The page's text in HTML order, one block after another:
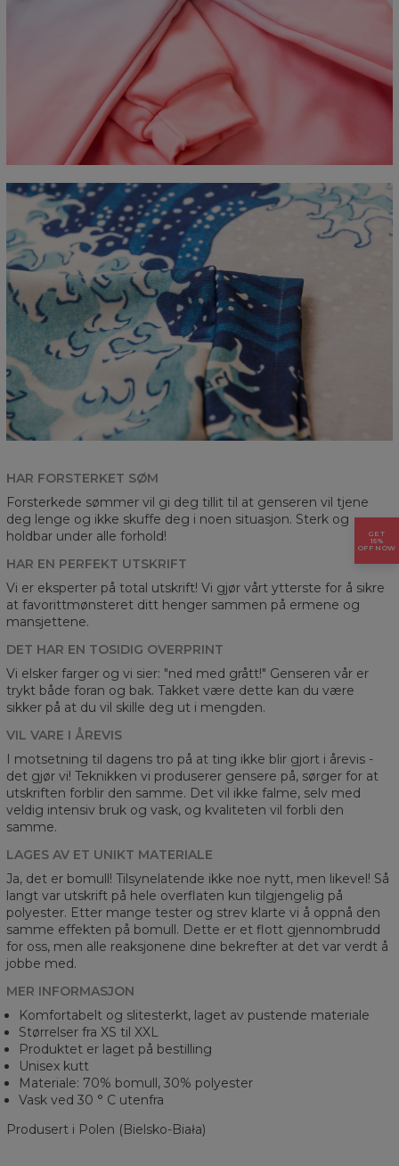
HAR FORSTERKET SØM
Forsterkede sømmer vil gi deg tillit til at genseren vil tjene
deg lenge og ikke skuffe deg i noen situasjon. Sterk og
holdbar under alle forhold!
HAR EN PERFEKT UTSKRIFT
Vi er eksperter på total utskrift! Vi gjør vårt ytterste for å sikre
at favorittmønsteret ditt henger sammen på ermene og
mansjettene.
DET HAR EN TOSIDIG OVERPRINT
Vi elsker farger og vi sier: "ned med grått!" Genseren vår er
trykt både foran og bak. Takket være dette kan du være
sikker på at du vil skille deg ut i mengden.
VIL VARE I ÅREVIS
I motsetning til dagens tro på at ting ikke blir gjort i årevis -
det gjør vi! Teknikken vi produserer gensere på, sørger for at
utskriften forblir den samme. Det vil ikke falme, selv med
veldig intensiv bruk og vask, og kvaliteten vil forbli den
samme.
LAGES AV ET UNIKT MATERIALE
Ja, det er bomull! Tilsynelatende ikke noe nytt, men likevel! Så
langt var utskrift på hele overflaten kun tilgjengelig på
polyester. Etter mange tester og strev klarte vi å oppnå den
samme effekten på bomull. Dette er et flott gjennombrudd
for oss, men alle reaksjonene dine bekrefter at det var verdt å
jobbe med.
MER INFORMASJON
Komfortabelt og slitesterkt, laget av pustende materiale
Størrelser fra XS til XXL
Produktet er laget på bestilling
Unisex kutt
Materiale: 70% bomull, 30% polyester
Vask ved 30 ° C utenfra
Produsert i Polen (Bielsko-Biała)
GET
15%
OFF NOW